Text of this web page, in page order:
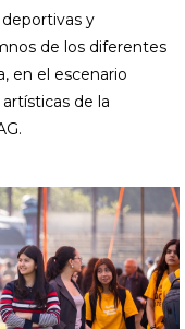
y
de los diferentes
en el escenario
de la